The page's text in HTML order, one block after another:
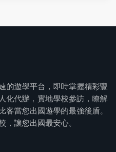
的遊學平台，即時掌握精彩豐
化代辦，實地學校參訪，瞭解
客當您出國遊學的最強後盾。
，讓您出國最安心。